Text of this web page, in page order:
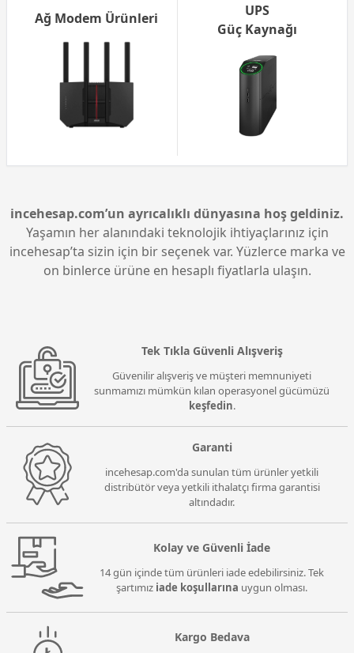
Ağ Modem Ürünleri
UPS
Güç Kaynağı
incehesap.com’un ayrıcalıklı dünyasına hoş geldiniz.
Yaşamın her alanındaki teknolojik ihtiyaçlarınız için
incehesap’ta sizin için bir seçenek var. Yüzlerce marka ve
on binlerce ürüne en hesaplı fiyatlarla ulaşın.
Tek Tıkla Güvenli Alışveriş
Güvenilir alışveriş ve müşteri memnuniyeti
sunmamızı mümkün kılan operasyonel gücümüzü
keşfedin.
Garanti
incehesap.com'da sunulan tüm ürünler yetkili
distribütör veya yetkili ithalatçı firma garantisi
altındadır.
Kolay ve Güvenli İade
14 gün içinde tüm ürünleri iade edebilirsiniz. Tek
şartımız iade koşullarına uygun olması.
Kargo Bedava